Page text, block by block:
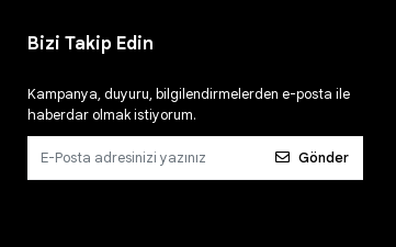
Bizi Takip Edin
Kampanya, duyuru, bilgilendirmelerden e-posta ile
haberdar olmak istiyorum.
Gönder